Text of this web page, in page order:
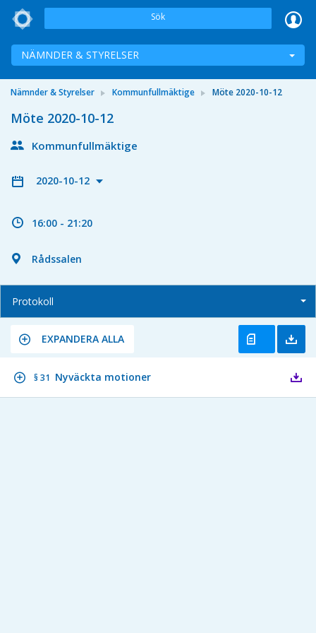
Sök
NÄMNDER & STYRELSER
Nämnder & Styrelser Kommunfullmäktige Möte 2020-10-12
Möte 2020-10-12
Kommunfullmäktige
2020-10-12
16:00 - 21:20
Rådssalen
Protokoll
EXPANDERA ALLA
§ 31 Nyväckta motioner